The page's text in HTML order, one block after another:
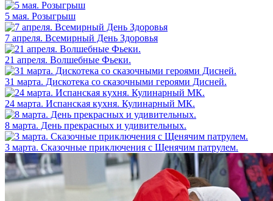
5 мая. Розыгрыш
7 апреля. Всемирный День Здоровья
21 апреля. Волшебные Фьеки.
31 марта. Дискотека со сказочными героями Дисней.
24 марта. Испанская кухня. Кулинарный МК.
8 марта. День прекрасных и удивительных.
3 марта. Сказочные приключения с Щенячим патрулем.